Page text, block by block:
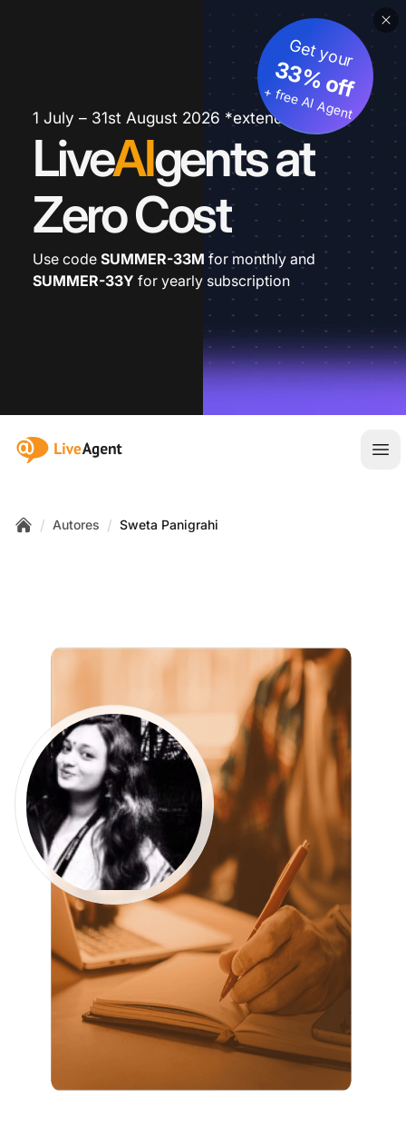
1 July – 31st August 2026 *extended
LiveAIgents at
Zero Cost
Get your
33% off
+ free AI Agent
Use code SUMMER-33M for monthly and
SUMMER-33Y for yearly subscription
:site.title
/ Autores / Sweta Panigrahi